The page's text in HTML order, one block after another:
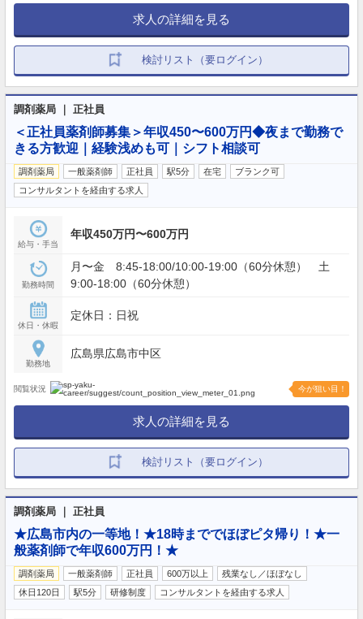
求人の詳細を見る
検討リスト（要ログイン）
調剤薬局 ｜ 正社員
＜正社員薬剤師募集＞年収450〜600万円◆夜まで勤務で
きる方歓迎｜経験浅めも可｜シフト相談可
調剤薬局 一般薬剤師 正社員 駅5分 在宅
ブランク可
コンサルタントを経由する求人
給与・手当
年収450万円〜600万円
勤務時間
月〜金 8:45-18:00/10:00-19:00（60分休憩） 土
9:00-18:00（60分休憩）
休日・休暇
定休日：日祝
勤務地
広島県広島市中区
閲覧状況 今が狙い目！
求人の詳細を見る
検討リスト（要ログイン）
調剤薬局 ｜ 正社員
★広島市内の一等地！★18時まででほぼピタ帰り！★一
般薬剤師で年収600万円！★
調剤薬局 一般薬剤師 正社員 600万以上
残業なし／ほぼなし
休日120日
駅5分 研修制度 コンサルタントを経由する求人